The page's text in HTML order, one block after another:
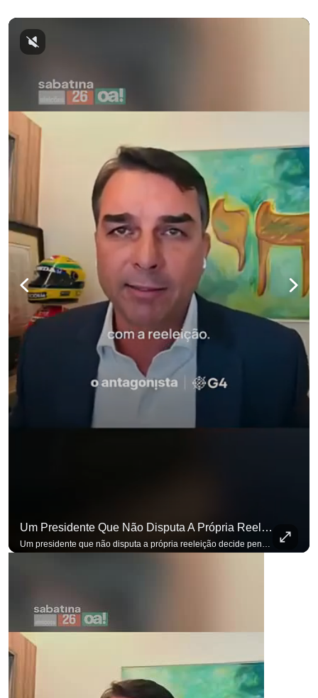
Um Presidente Que Não Disputa A Própria Reeleição Decide Pensando Em Quem Vem Depois.
para não perder nenhuma